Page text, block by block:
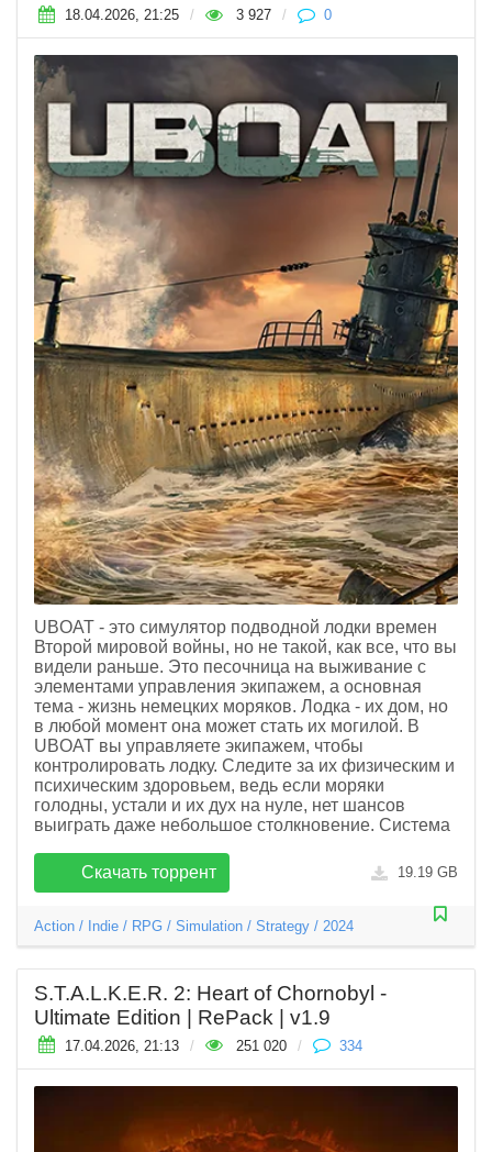
18.04.2026, 21:25 / 3 927 / 0
UBOAT - это симулятор подводной лодки времен
Второй мировой войны, но не такой, как все, что вы
видели раньше. Это песочница на выживание с
элементами управления экипажем, а основная
тема - жизнь немецких моряков. Лодка - их дом, но
в любой момент она может стать их могилой. В
UBOAT вы управляете экипажем, чтобы
контролировать лодку. Следите за их физическим и
психическим здоровьем, ведь если моряки
голодны, устали и их дух на нуле, нет шансов
выиграть даже небольшое столкновение. Система
Скачать торрент 19.19 GB
Action / Indie / RPG / Simulation / Strategy / 2024
S.T.A.L.K.E.R. 2: Heart of Chornobyl -
Ultimate Edition | RePack | v1.9
17.04.2026, 21:13 / 251 020 / 334